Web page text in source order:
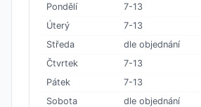
Pondělí
7-13
Úterý
7-13
Středa
dle objednání
Čtvrtek
7-13
Pátek
7-13
Sobota
dle objednání